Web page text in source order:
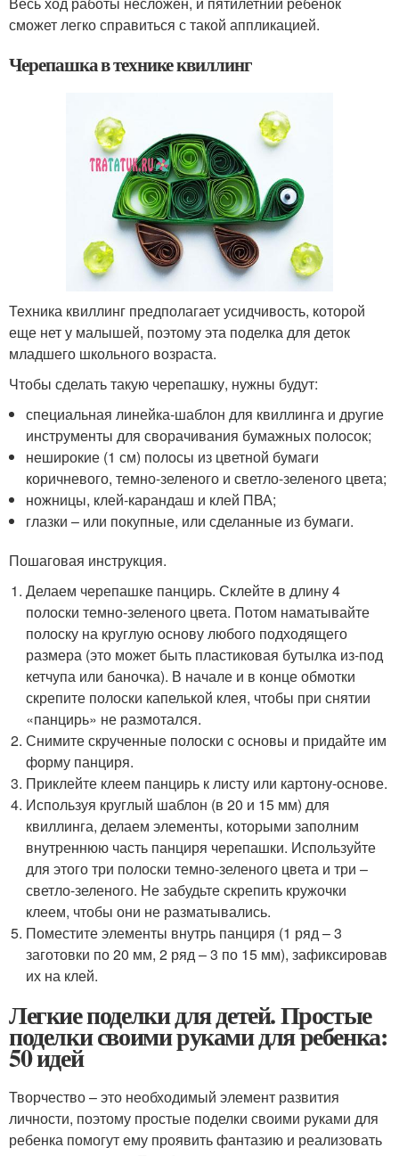
сможет легко справиться с такой аппликацией.
Черепашка в технике квиллинг
Техника квиллинг предполагает усидчивость, которой
еще нет у малышей, поэтому эта поделка для деток
младшего школьного возраста.
Чтобы сделать такую черепашку, нужны будут:
специальная линейка-шаблон для квиллинга и другие
инструменты для сворачивания бумажных полосок;
неширокие (1 см) полосы из цветной бумаги
коричневого, темно-зеленого и светло-зеленого цвета;
ножницы, клей-карандаш и клей ПВА;
глазки – или покупные, или сделанные из бумаги.
Пошаговая инструкция.
Делаем черепашке панцирь. Склейте в длину 4
полоски темно-зеленого цвета. Потом наматывайте
полоску на круглую основу любого подходящего
размера (это может быть пластиковая бутылка из-под
кетчупа или баночка). В начале и в конце обмотки
скрепите полоски капелькой клея, чтобы при снятии
«панцирь» не размотался.
Снимите скрученные полоски с основы и придайте им
форму панциря.
Приклейте клеем панцирь к листу или картону-основе.
Используя круглый шаблон (в 20 и 15 мм) для
квиллинга, делаем элементы, которыми заполним
внутреннюю часть панциря черепашки. Используйте
для этого три полоски темно-зеленого цвета и три –
светло-зеленого. Не забудьте скрепить кружочки
клеем, чтобы они не разматывались.
Поместите элементы внутрь панциря (1 ряд – 3
заготовки по 20 мм, 2 ряд – 3 по 15 мм), зафиксировав
их на клей.
Легкие поделки для детей. Простые
поделки своими руками для ребенка:
50 идей
Творчество – это необходимый элемент развития
личности, поэтому простые поделки своими руками для
ребенка помогут ему проявить фантазию и реализовать